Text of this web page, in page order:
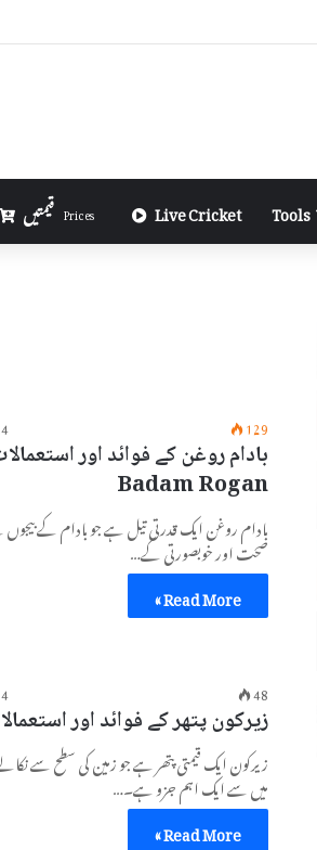
Each Year in Urdu
Prices Live Cricket Tools
129
بادام روغن کے فوائد اور
Badam Rogan
بادام روغن ایک قدرتی تیل ہے جو بادام کے بیجوں
صحت اور خوبصورتی کے…
Read More »
48
زیرکون پتھر کے فوائد اور
زیرکون ایک قیمتی پتھر ہے جو زمین کی سطح سے
میں سے ایک اہم جزو ہے۔…
Read More »